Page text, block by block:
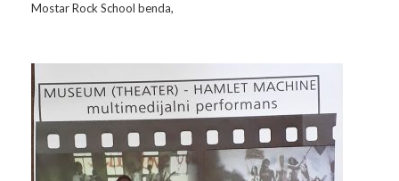
Mostar Rock School benda,